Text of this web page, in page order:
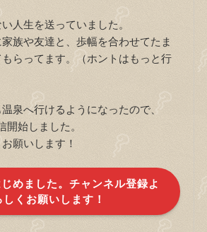
人生を送っていました。
族や友達と、歩幅を合わせてたま
らってます。（ホントはもっと行
泉へ行けるようになったので、
開始しました。
願いします！
めました。チャンネル登録よ
しくお願いします！